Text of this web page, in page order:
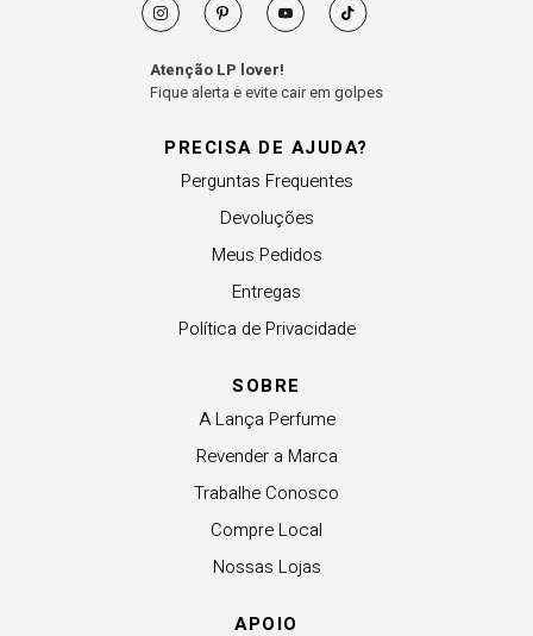
PRECISA DE AJUDA?
Perguntas Frequentes
Devoluções
Meus Pedidos
Entregas
Política de Privacidade
SOBRE
A Lança Perfume
Revender a Marca
Trabalhe Conosco
Compre Local
Nossas Lojas
APOIO
Atenção LP lover!
Fique alerta e evite cair em golpes